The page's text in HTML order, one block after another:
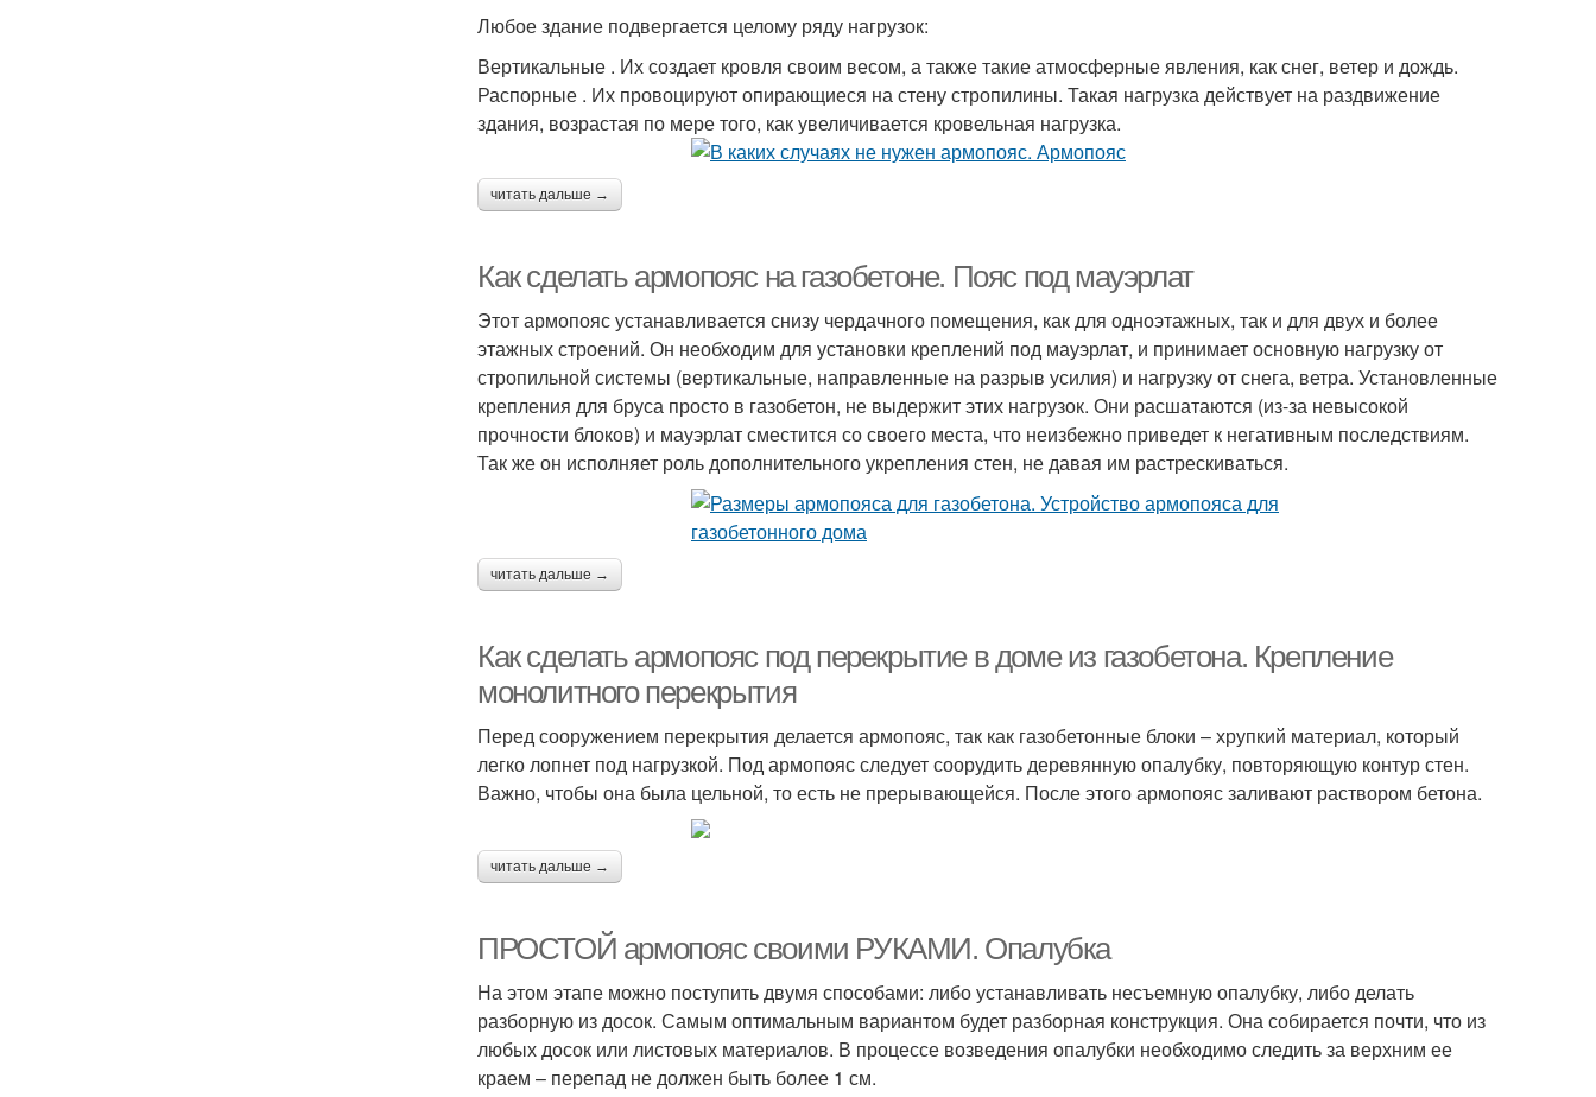
Любое здание подвергается целому ряду нагрузок:
Вертикальные . Их создает кровля своим весом, а также такие атмосферные явления, как снег, ветер и дождь.
Распорные . Их провоцируют опирающиеся на стену стропилины. Такая нагрузка действует на раздвижение
здания, возрастая по мере того, как увеличивается кровельная нагрузка.
читать дальше →
Как сделать армопояс на газобетоне. Пояс под мауэрлат
Этот армопояс устанавливается снизу чердачного помещения, как для одноэтажных, так и для двух и более
этажных строений. Он необходим для установки креплений под мауэрлат, и принимает основную нагрузку от
стропильной системы (вертикальные, направленные на разрыв усилия) и нагрузку от снега, ветра. Установленные
крепления для бруса просто в газобетон, не выдержит этих нагрузок. Они расшатаются (из-за невысокой
прочности блоков) и мауэрлат сместится со своего места, что неизбежно приведет к негативным последствиям.
Так же он исполняет роль дополнительного укрепления стен, не давая им растрескиваться.
читать дальше →
Как сделать армопояс под перекрытие в доме из газобетона. Крепление
монолитного перекрытия
Перед сооружением перекрытия делается армопояс, так как газобетонные блоки – хрупкий материал, который
легко лопнет под нагрузкой. Под армопояс следует соорудить деревянную опалубку, повторяющую контур стен.
Важно, чтобы она была цельной, то есть не прерывающейся. После этого армопояс заливают раствором бетона.
читать дальше →
ПРОСТОЙ армопояс своими РУКАМИ. Опалубка
На этом этапе можно поступить двумя способами: либо устанавливать несъемную опалубку, либо делать
разборную из досок. Самым оптимальным вариантом будет разборная конструкция. Она собирается почти, что из
любых досок или листовых материалов. В процессе возведения опалубки необходимо следить за верхним ее
краем – перепад не должен быть более 1 см.